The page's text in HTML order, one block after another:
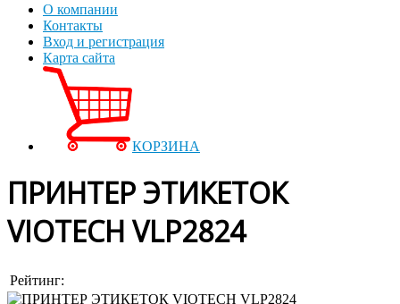
О компании
Контакты
Вход и регистрация
Карта сайта
КОРЗИНА
ПРИНТЕР ЭТИКЕТОК
VIOTECH VLP2824
Рейтинг: